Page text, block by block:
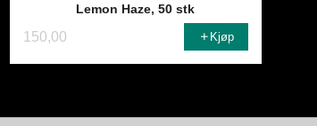
Lemon Haze, 50 stk
150,00 Kjøp